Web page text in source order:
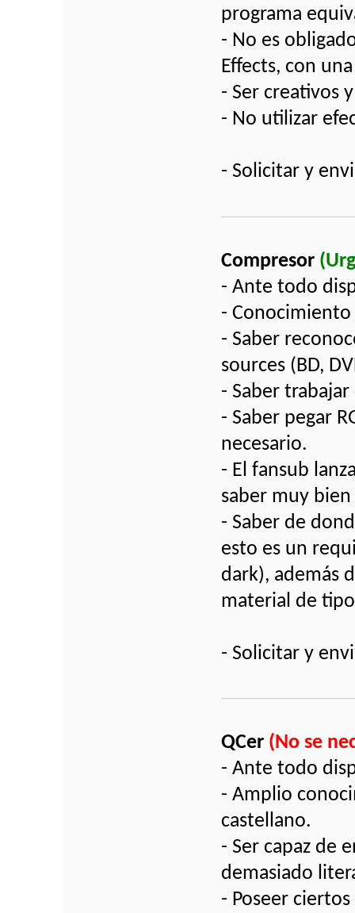
programa
- No es
Effects, con
- Ser creativos
- No utilizar
- Solicitar y
Compresor
- Ante todo
-
- Saber
sources (BD,
- Saber
- Saber pegar
necesario.
- El fansub
saber muy
- Saber de
esto es un
dark), además
material de
- Solicitar y
QCer (No se
- Ante todo
- Amplio
castellano.
- Ser capaz de
demasiado
- Poseer